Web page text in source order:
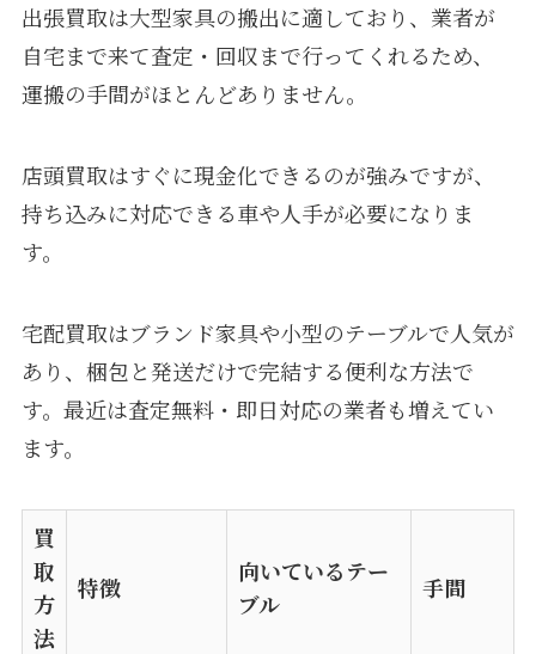
出張買取は大型家具の搬出に適しており、業者が
自宅まで来て査定・回収まで行ってくれるため、
運搬の手間がほとんどありません。
店頭買取はすぐに現金化できるのが強みですが、
持ち込みに対応できる車や人手が必要になりま
す。
宅配買取はブランド家具や小型のテーブルで人気が
あり、梱包と発送だけで完結する便利な方法で
す。最近は査定無料・即日対応の業者も増えてい
ます。
買
取
方
法
特徴
向いているテー
ブル
手間